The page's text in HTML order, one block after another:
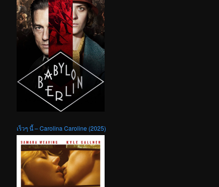
เร็วๆ นี้ – Carolina Caroline (2025)